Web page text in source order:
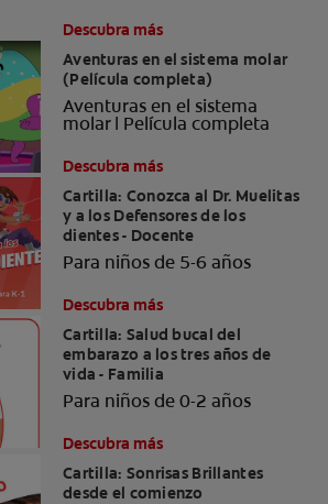
Descubra más
Aventuras en el sistema molar
(Película completa)
Aventuras en el sistema
molar | Película completa
Descubra más
Cartilla: Conozca al Dr. Muelitas
y a los Defensores de los
dientes - Docente
Para niños de 5-6 años
Descubra más
Cartilla: Salud bucal del
embarazo a los tres años de
vida - Familia
Para niños de 0-2 años
Descubra más
Cartilla: Sonrisas Brillantes
desde el comienzo